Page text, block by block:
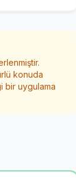
konuda
bir uygulama